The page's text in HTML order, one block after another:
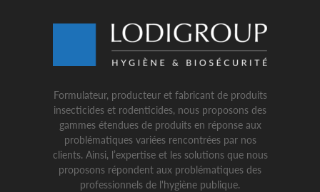
Formulateur, producteur et fabricant de produits
insecticides et rodenticides, nous proposons des
gammes étendues de produits en réponse aux
problématiques variées rencontrées par nos
clients. Ainsi, l’expertise et les solutions que nous
proposons répondent aux problématiques des
professionnels de l'hygiène publique.